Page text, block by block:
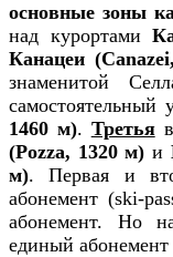
основные зоны
над курортами
Канацеи
знаменитой
самостоятельный
1460 м). Третья
(Pozza, 1320 м) и
м). Первая и
абонемент (ski-
абонемент. Но
единый